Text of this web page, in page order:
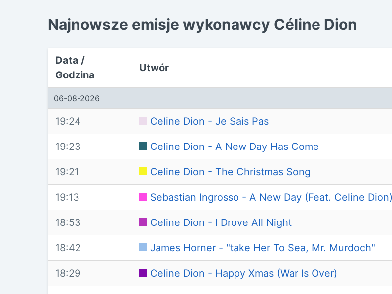
Najnowsze emisje wykonawcy Céline Dion
Data /
Godzina
Utwór
06-08-2026
19:24 Celine Dion - Je Sais Pas
19:23 Celine Dion - A New Day Has Come
19:21 Celine Dion - The Christmas Song
19:13 Sebastian Ingrosso - A New Day (Feat. Celine Dion)
18:53 Celine Dion - I Drove All Night
18:42 James Horner - "take Her To Sea, Mr. Murdoch"
18:29 Celine Dion - Happy Xmas (War Is Over)